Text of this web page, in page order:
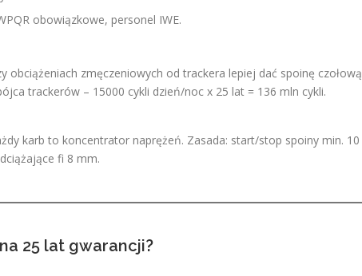
obowiązkowe, personel IWE.
obciążeniach zmęczeniowych od trackera lepiej dać spoinę czołową
trackerów – 15000 cykli dzień/noc x 25 lat = 136 mln cykli.
karb to koncentrator naprężeń. Zasada: start/stop spoiny min. 10
fi 8 mm.
25 lat gwarancji?